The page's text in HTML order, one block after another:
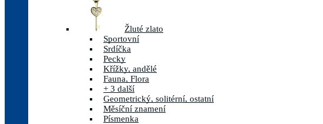
Žluté zlato
Sportovní
Srdíčka
Pecky
Křížky, andělé
Fauna, Flora
+ 3 další
Geometrický, solitérní, ostatní
Měsíční znamení
Písmenka